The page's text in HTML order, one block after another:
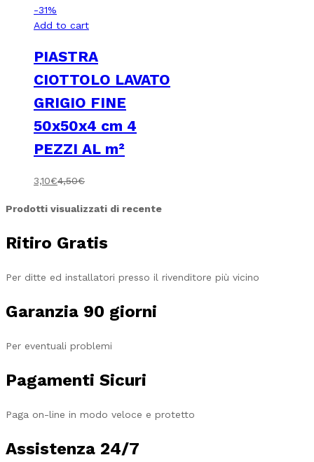
-31%
Add to cart
PIASTRA
CIOTTOLO LAVATO
GRIGIO FINE
50x50x4 cm 4
PEZZI AL m²
3,10€4,50€
Prodotti visualizzati di recente
Ritiro Gratis
Per ditte ed installatori presso il rivenditore più vicino
Garanzia 90 giorni
Per eventuali problemi
Pagamenti Sicuri
Paga on-line in modo veloce e protetto
Assistenza 24/7